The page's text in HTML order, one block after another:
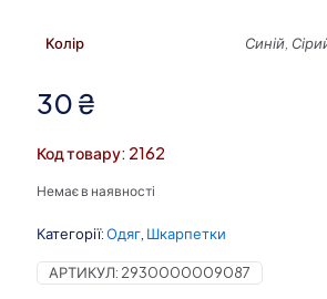
Колір Синій,
30 ₴
Код товару: 2162
Немає в наявності
Категорії:Одяг Шкарпетки
АРТИКУЛ: 2930000009087